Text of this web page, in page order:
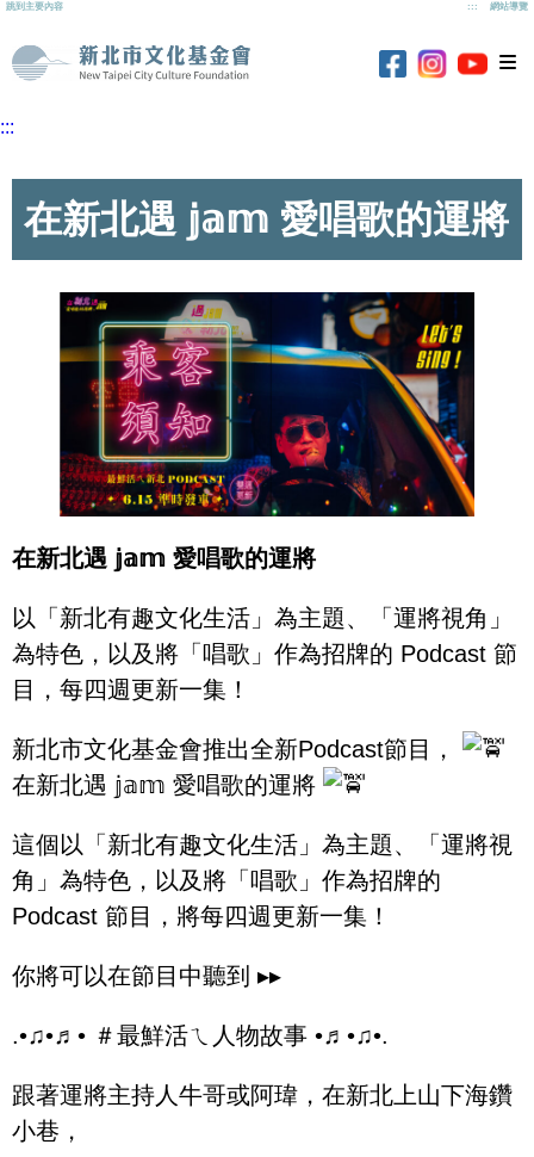
跳到主要內容 ::: 網站導覽
新北市文化基金
新北市文化基
新北市
新
:::
在新北遇 𝕛𝕒𝕞 愛唱歌的運將
在新北遇 𝕛𝕒𝕞 愛唱歌的運將
以「新北有趣文化生活」為主題、「運將視角」
為特色，以及將「唱歌」作為招牌的 Podcast 節
目，每四週更新一集！
新北市文化基金會推出全新Podcast節目，
在新北遇 𝕛𝕒𝕞 愛唱歌的運將
這個以「新北有趣文化生活」為主題、「運將視
角」為特色，以及將「唱歌」作為招牌的
Podcast 節目，將每四週更新一集！
你將可以在節目中聽到 ▸▸
.•♫•♬• ＃最鮮活ㄟ人物故事 •♬•♫•.
跟著運將主持人牛哥或阿瑋，在新北上山下海鑽
小巷，